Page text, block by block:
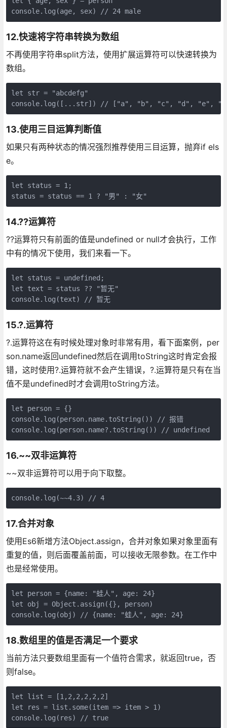
console.log(age, sex) // 24 male
12.快速将字符串转换为数组
不再使用字符串split方法，使用扩展运算符可以快速转换为
数组。
let str = "abcdefg"
console.log([...str]) // ["a", "b", "c", "d", "e",
13.使用三目运算判断值
如果只有两种状态的情况强烈推荐使用三目运算，抛弃if els
e。
let status = 1;
status = status == 1 ? "男" : "女"
14.??运算符
??运算符只有前面的值是undefined or null才会执行，工作
中有的情况下使用，我们来看一下。
let status = undefined;
let text = status ?? "暂无"
console.log(text) // 暂无
15.?.运算符
?.运算符这在有时候处理对象时非常有用，看下面案例，per
son.name返回undefined然后在调用toString这时肯定会报
错，这时使用?.运算符就不会产生错误，?.运算符是只有在当
值不是undefined时才会调用toString方法。
let person = {}
console.log(person.name.toString()) // 报错
console.log(person.name?.toString()) // undefined
16.~~双非运算符
~~双非运算符可以用于向下取整。
console.log(~~4.3) // 4
17.合并对象
使用Es6新增方法Object.assign，合并对象如果对象里面有
重复的值，则后面覆盖前面，可以接收无限参数。在工作中
也是经常使用。
let person = {name: "蛙人", age: 24}
let obj = Object.assign({}, person)
console.log(obj) // {name: "蛙人", age: 24}
18.数组里的值是否满足一个要求
当前方法只要数组里面有一个值符合需求，就返回true，否
则false。
let list = [1,2,2,2,2,2]
let res = list.some(item => item > 1)
console.log(res) // true